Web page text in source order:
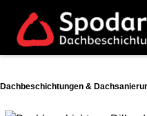
Dachbeschichtungen &